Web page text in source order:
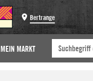
Bertrange
MEIN MARKT